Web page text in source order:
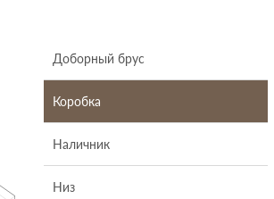
Доборный брус
Коробка
Наличник
Низ